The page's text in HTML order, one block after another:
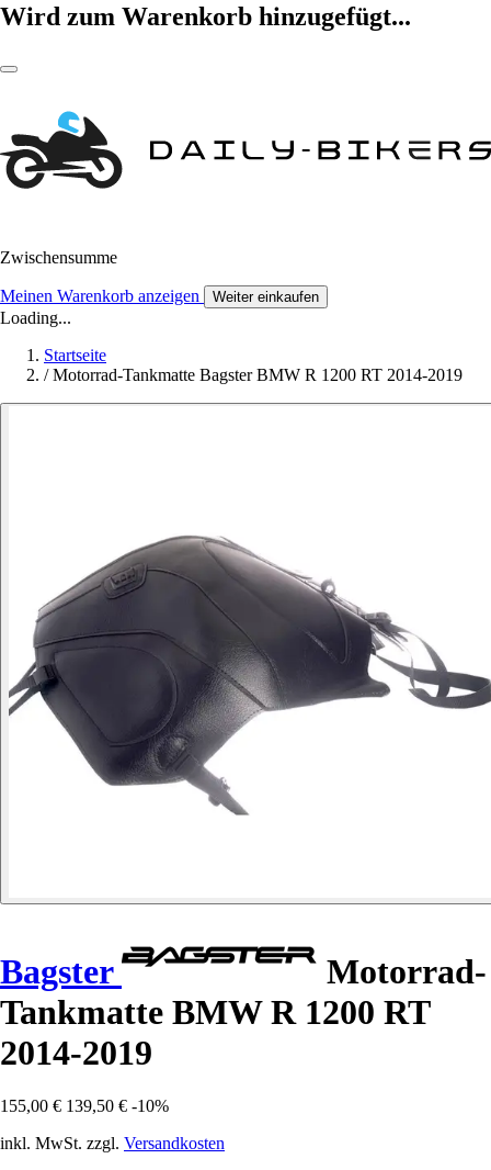
Wird zum Warenkorb hinzugefügt...
Zwischensumme
Meinen Warenkorb anzeigen Weiter einkaufen
Loading...
Startseite
/ Motorrad-Tankmatte Bagster BMW R 1200 RT 2014-2019
Bagster
Motorrad-
Tankmatte BMW R 1200 RT
2014-2019
155,00 € 139,50 € -10%
inkl. MwSt. zzgl. Versandkosten